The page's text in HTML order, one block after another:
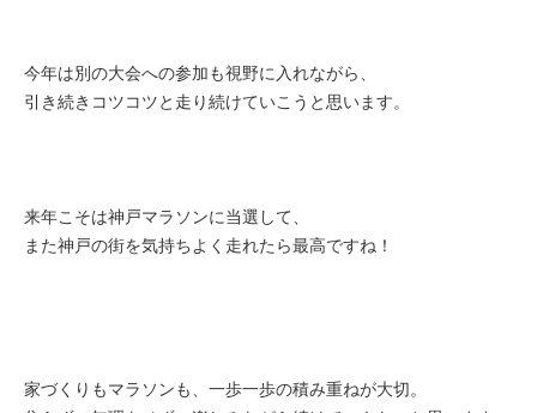
今年は別の大会への参加も視野に入れながら、
引き続きコツコツと走り続けていこうと思います。
来年こそは神戸マラソンに当選して、
また神戸の街を気持ちよく走れたら最高ですね！
家づくりもマラソンも、一歩一歩の積み重ねが大切。